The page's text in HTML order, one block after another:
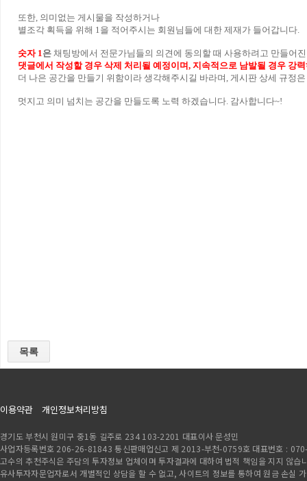
또한, 의미없는 게시물을 작성하거나
별조각 획득을 위해 1을 적어주시는 회원님들에 대한 제재가 들어갑니다.
숫자 1은 채팅방에서 전문가님들의 의견에 동의할 때 사용하려고 만들어
댓글에서 작성할 경우 삭제 처리될 예정이며, 지속적으로 남발될 경우 강
더 나은 공간을 만들기 위함이라 생각해주시길 바라며, 게시판 상세 규정
멋지고 의미 넘치는 공간을 만들도록 노력 하겠습니다. 감사합니다~!
목록
이용약관 개인정보처리방침
경기도 부천시 원미구 중1동 길주로 234 103-2201 대표이사 문성민
사업자등록번호 206-26-81843 통신판매업신고 제 2013-부천-0759호 대표번호 :
고수의 추천주식은 주담의 투자정보 업체이며 투자결과에 대하여 법적 책임을 지지 않
유사투자자문업자로서 개별적인 상담을 할 수 없고, 사이트의 정보를 통하여 원금 손실